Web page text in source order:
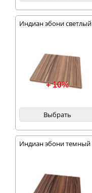
Индиан эбони светлый
+ 10%
Выбрать
Индиан эбони темный